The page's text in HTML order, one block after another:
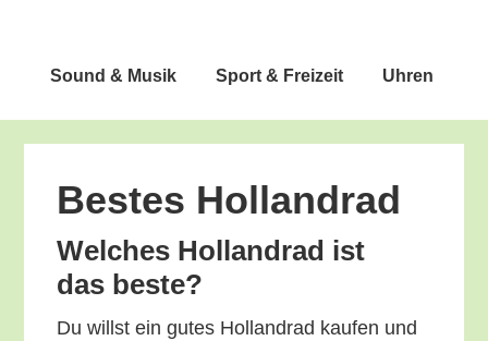
Sound & Musik Sport & Freizeit Uhren
Bes­tes Hollandrad
Wel­ches Hol­land­rad ist
das beste?
Du willst ein gutes Hol­land­rad kau­fen und